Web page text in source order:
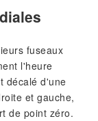
fuseaux
l'heure
décalé d'une
et gauche,
de point zéro.